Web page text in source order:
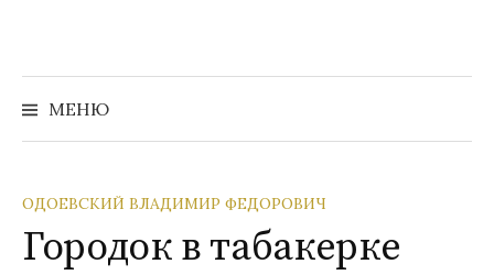
содержимому
МЕНЮ
Найти:
ОДОЕВСКИЙ ВЛАДИМИР ФЕДОРОВИЧ
Городок в табакерке